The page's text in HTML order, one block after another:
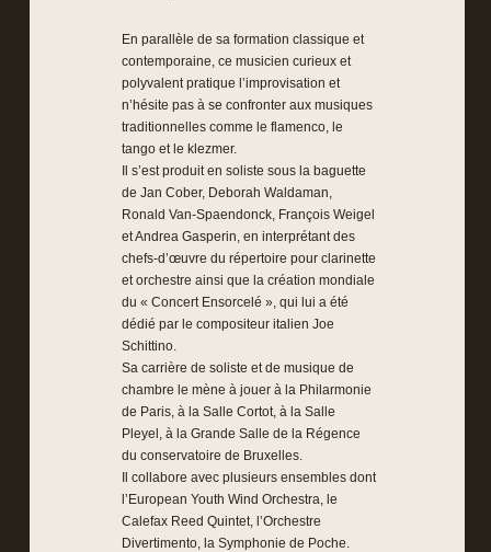
En parallèle de sa formation classique et
contemporaine, ce musicien curieux et
polyvalent pratique l’improvisation et
n’hésite pas à se confronter aux musiques
traditionnelles comme le flamenco, le
tango et le klezmer.
Il s’est produit en soliste sous la baguette
de Jan Cober, Deborah Waldaman,
Ronald Van-Spaendonck, François Weigel
et Andrea Gasperin, en interprétant des
chefs-d’œuvre du répertoire pour clarinette
et orchestre ainsi que la création mondiale
du « Concert Ensorcelé », qui lui a été
dédié par le compositeur italien Joe
Schittino.
Sa carrière de soliste et de musique de
chambre le mène à jouer à la Philarmonie
de Paris, à la Salle Cortot, à la Salle
Pleyel, à la Grande Salle de la Régence
du conservatoire de Bruxelles.
Il collabore avec plusieurs ensembles dont
l’European Youth Wind Orchestra, le
Calefax Reed Quintet, l’Orchestre
Divertimento, la Symphonie de Poche.